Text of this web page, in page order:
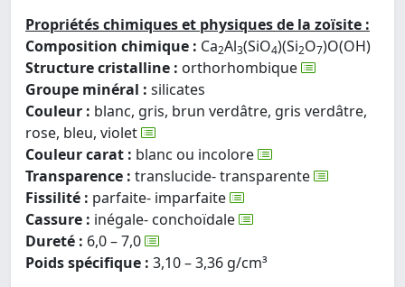
Propriétés chimiques et physiques de la zoïsite :
Composition chimique : Ca2Al3(SiO4)(Si2O7)O(OH)
Structure cristalline : orthorhombique
Groupe minéral : silicates
Couleur : blanc, gris, brun verdâtre, gris verdâtre,
rose, bleu, violet
Couleur carat : blanc ou incolore
Transparence : translucide- transparente
Fissilité : parfaite- imparfaite
Cassure : inégale- conchoïdale
Dureté : 6,0 – 7,0
Poids spécifique : 3,10 – 3,36 g/cm³